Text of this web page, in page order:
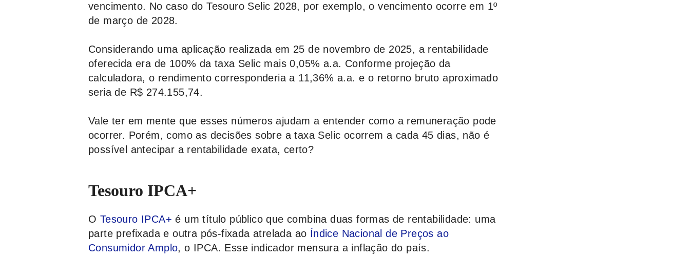
vencimento. No caso do Tesouro Selic 2028, por exemplo, o vencimento ocorre em 1º
de março de 2028.
Considerando uma aplicação realizada em 25 de novembro de 2025, a rentabilidade
oferecida era de 100% da taxa Selic mais 0,05% a.a. Conforme projeção da
calculadora, o rendimento corresponderia a 11,36% a.a. e o retorno bruto aproximado
seria de R$ 274.155,74.
Vale ter em mente que esses números ajudam a entender como a remuneração pode
ocorrer. Porém, como as decisões sobre a taxa Selic ocorrem a cada 45 dias, não é
possível antecipar a rentabilidade exata, certo?
Tesouro IPCA+
O Tesouro IPCA+ é um título público que combina duas formas de rentabilidade: uma
parte prefixada e outra pós-fixada atrelada ao Índice Nacional de Preços ao
Consumidor Amplo, o IPCA. Esse indicador mensura a inflação do país.